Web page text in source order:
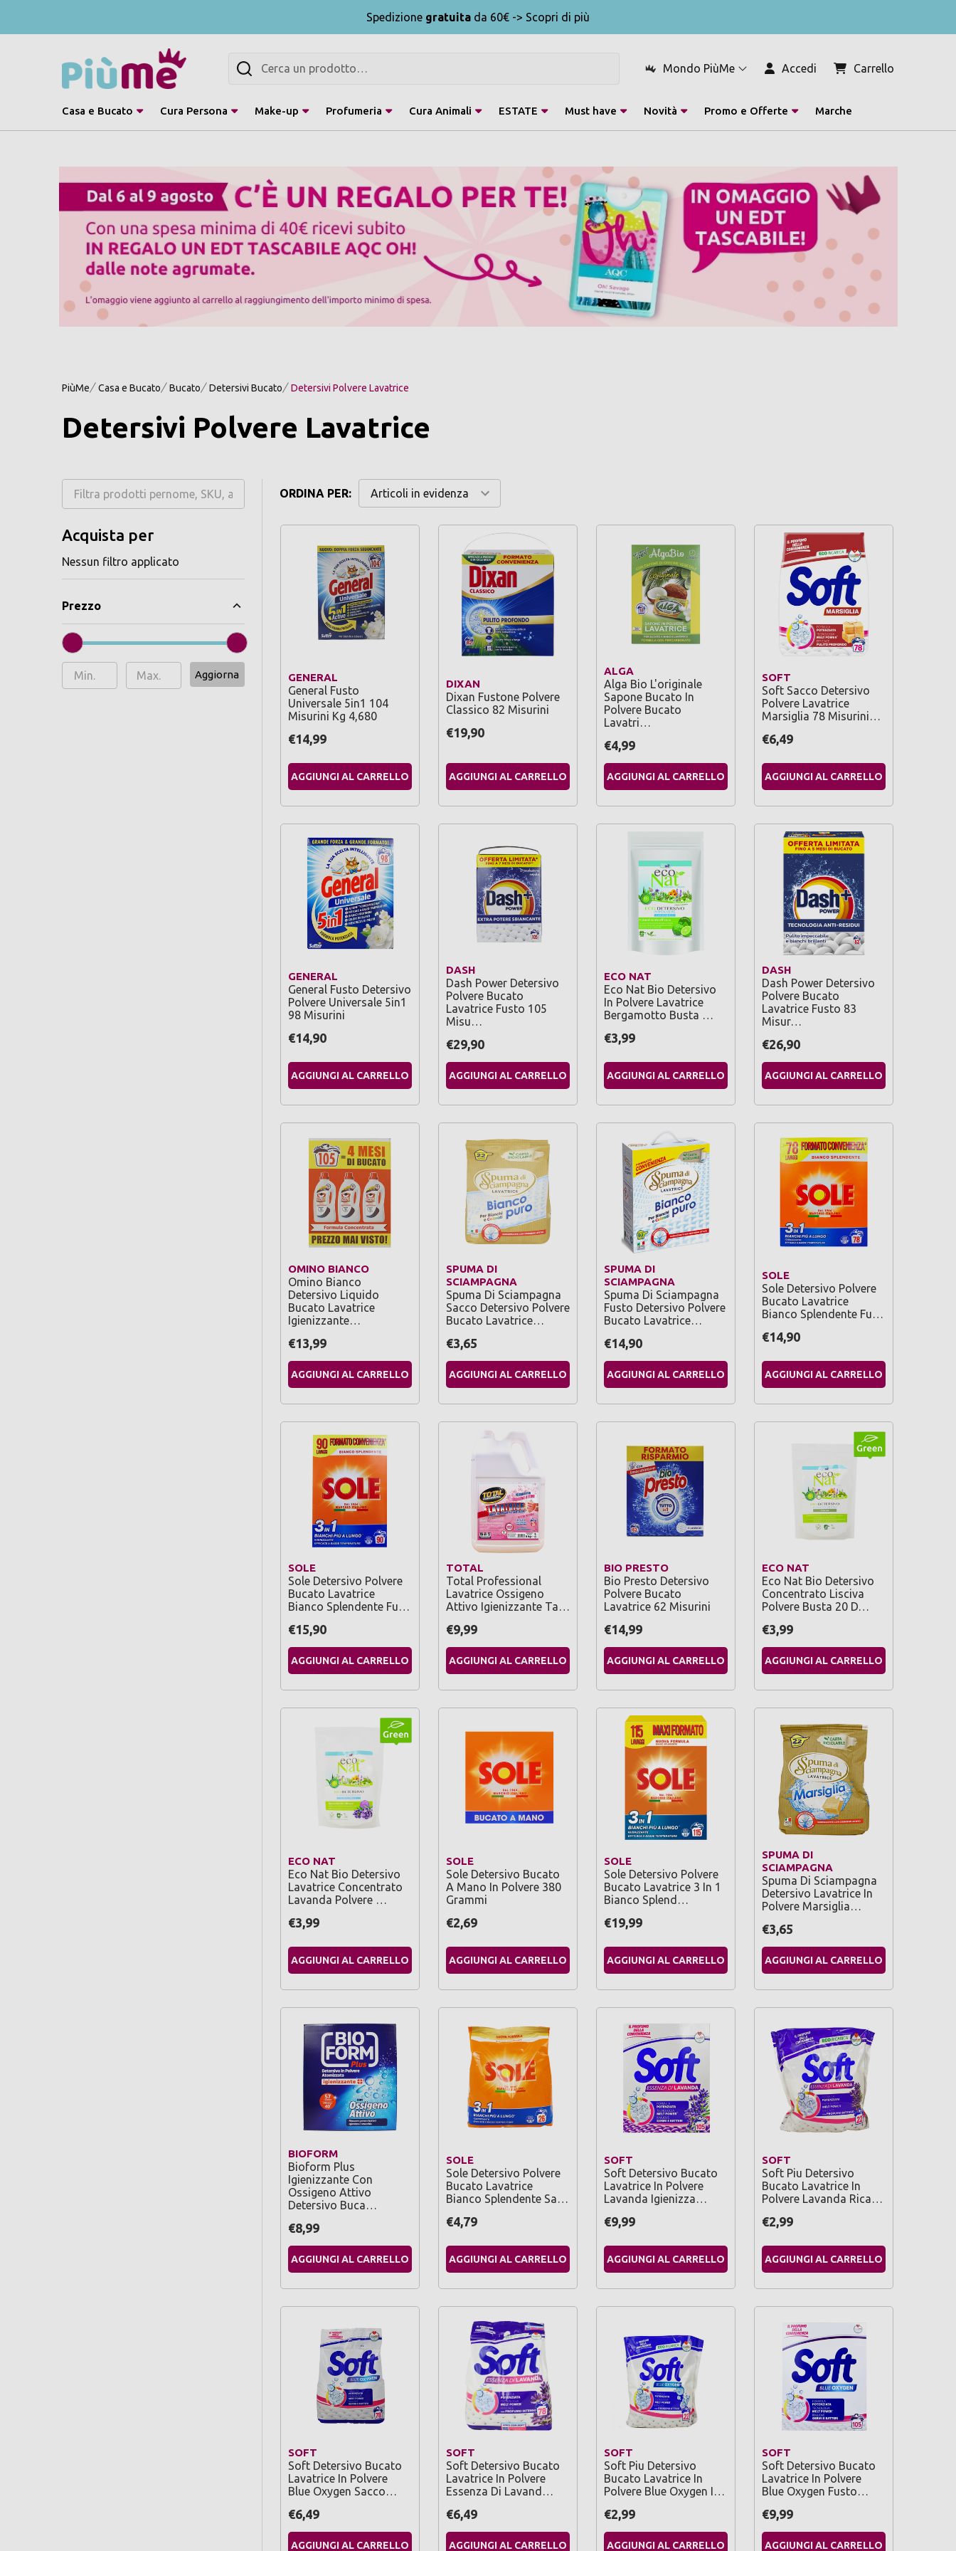
Spedizione gratuita da 60€ -> Scopri di più
Mondo PiùMe Accedi Carrello
Cerca
Casa e Bucato Cura Persona Make-up Profumeria Cura Animali ESTATE Must have Novità Promo e Offerte Marche
PiùMe Casa e Bucato Bucato Detersivi Bucato Detersivi Polvere Lavatrice
Detersivi Polvere Lavatrice
Acquista per
Nessun filtro applicato
Prezzo
Aggiorna
ORDINA PER:
GENERAL
General Fusto
Universale 5in1 104
Misurini Kg 4,680
€14,99
AGGIUNGI AL CARRELLO
DIXAN
Dixan Fustone Polvere
Classico 82 Misurini
€19,90
AGGIUNGI AL CARRELLO
ALGA
Alga Bio L'originale
Sapone Bucato In
Polvere Bucato
Lavatri…
€4,99
AGGIUNGI AL CARRELLO
SOFT
Soft Sacco Detersivo
Polvere Lavatrice
Marsiglia 78 Misurini…
€6,49
AGGIUNGI AL CARRELLO
GENERAL
General Fusto Detersivo
Polvere Universale 5in1
98 Misurini
€14,90
AGGIUNGI AL CARRELLO
DASH
Dash Power Detersivo
Polvere Bucato
Lavatrice Fusto 105
Misu…
€29,90
AGGIUNGI AL CARRELLO
ECO NAT
Eco Nat Bio Detersivo
In Polvere Lavatrice
Bergamotto Busta …
€3,99
AGGIUNGI AL CARRELLO
DASH
Dash Power Detersivo
Polvere Bucato
Lavatrice Fusto 83
Misur…
€26,90
AGGIUNGI AL CARRELLO
OMINO BIANCO
Omino Bianco
Detersivo Liquido
Bucato Lavatrice
Igienizzante…
€13,99
AGGIUNGI AL CARRELLO
SPUMA DI
SCIAMPAGNA
Spuma Di Sciampagna
Sacco Detersivo Polvere
Bucato Lavatrice…
€3,65
AGGIUNGI AL CARRELLO
SPUMA DI
SCIAMPAGNA
Spuma Di Sciampagna
Fusto Detersivo Polvere
Bucato Lavatrice…
€14,90
AGGIUNGI AL CARRELLO
SOLE
Sole Detersivo Polvere
Bucato Lavatrice
Bianco Splendente Fu…
€14,90
AGGIUNGI AL CARRELLO
SOLE
Sole Detersivo Polvere
Bucato Lavatrice
Bianco Splendente Fu…
€15,90
AGGIUNGI AL CARRELLO
TOTAL
Total Professional
Lavatrice Ossigeno
Attivo Igienizzante Ta…
€9,99
AGGIUNGI AL CARRELLO
BIO PRESTO
Bio Presto Detersivo
Polvere Bucato
Lavatrice 62 Misurini
€14,99
AGGIUNGI AL CARRELLO
ECO NAT
Eco Nat Bio Detersivo
Concentrato Lisciva
Polvere Busta 20 D…
€3,99
AGGIUNGI AL CARRELLO
ECO NAT
Eco Nat Bio Detersivo
Lavatrice Concentrato
Lavanda Polvere …
€3,99
AGGIUNGI AL CARRELLO
SOLE
Sole Detersivo Bucato
A Mano In Polvere 380
Grammi
€2,69
AGGIUNGI AL CARRELLO
SOLE
Sole Detersivo Polvere
Bucato Lavatrice 3 In 1
Bianco Splend…
€19,99
AGGIUNGI AL CARRELLO
SPUMA DI
SCIAMPAGNA
Spuma Di Sciampagna
Detersivo Lavatrice In
Polvere Marsiglia…
€3,65
AGGIUNGI AL CARRELLO
BIOFORM
Bioform Plus
Igienizzante Con
Ossigeno Attivo
Detersivo Buca…
€8,99
AGGIUNGI AL CARRELLO
SOLE
Sole Detersivo Polvere
Bucato Lavatrice
Bianco Splendente Sa…
€4,79
AGGIUNGI AL CARRELLO
SOFT
Soft Detersivo Bucato
Lavatrice In Polvere
Lavanda Igienizza…
€9,99
AGGIUNGI AL CARRELLO
SOFT
Soft Piu Detersivo
Bucato Lavatrice In
Polvere Lavanda Rica…
€2,99
AGGIUNGI AL CARRELLO
SOFT
Soft Detersivo Bucato
Lavatrice In Polvere
Blue Oxygen Sacco…
€6,49
AGGIUNGI AL CARRELLO
SOFT
Soft Detersivo Bucato
Lavatrice In Polvere
Essenza Di Lavand…
€6,49
AGGIUNGI AL CARRELLO
SOFT
Soft Piu Detersivo
Bucato Lavatrice In
Polvere Blue Oxygen I…
€2,99
AGGIUNGI AL CARRELLO
SOFT
Soft Detersivo Bucato
Lavatrice In Polvere
Blue Oxygen Fusto…
€9,99
AGGIUNGI AL CARRELLO